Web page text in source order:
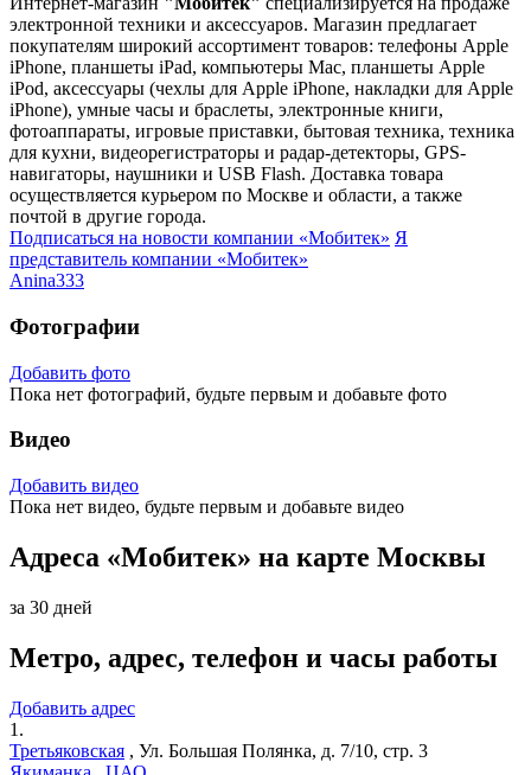
электронной техники и аксессуаров. Магазин предлагает
покупателям широкий ассортимент товаров: телефоны Apple
iPhone, планшеты iPad, компьютеры Mac, планшеты Apple
iPod, аксессуары (чехлы для Apple iPhone, накладки для Apple
iPhone), умные часы и браслеты, электронные книги,
фотоаппараты, игровые приставки, бытовая техника, техника
для кухни, видеорегистраторы и радар-детекторы, GPS-
навигаторы, наушники и USB Flash. Доставка товара
осуществляется курьером по Москве и области, а также
почтой в другие города.
Подписаться на новости компании «Мобитек» Я
представитель компании «Мобитек»
Anina333
Фотографии
Добавить фото
Пока нет фотографий, будьте первым и добавьте фото
Видео
Добавить видео
Пока нет видео, будьте первым и добавьте видео
Адреса «Мобитек» на карте Москвы
за 30 дней
Метро, адрес, телефон и часы работы
Добавить адрес
1.
Третьяковская , Ул. Большая Полянка, д. 7/10, стр. 3